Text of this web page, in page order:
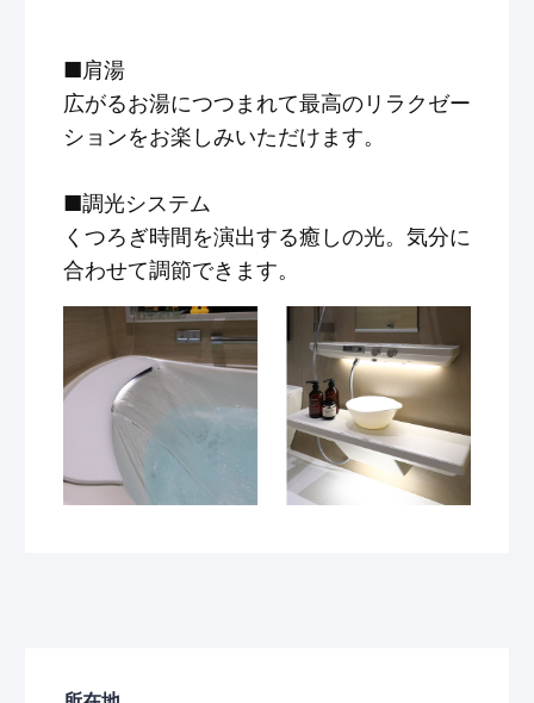
■肩湯
広がるお湯につつまれて最高のリラクゼー
ションをお楽しみいただけます。
■調光システム
くつろぎ時間を演出する癒しの光。気分に
合わせて調節できます。